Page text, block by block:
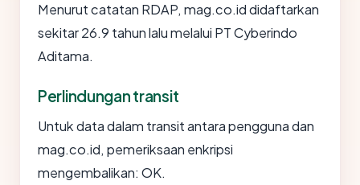
Menurut catatan RDAP, mag.co.id didaftarkan
sekitar 26.9 tahun lalu melalui PT Cyberindo
Aditama.
Perlindungan transit
Untuk data dalam transit antara pengguna dan
mag.co.id, pemeriksaan enkripsi
mengembalikan: OK.